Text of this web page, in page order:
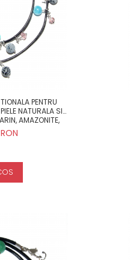
PENTRU
NATURALA SI
AMAZONITE,